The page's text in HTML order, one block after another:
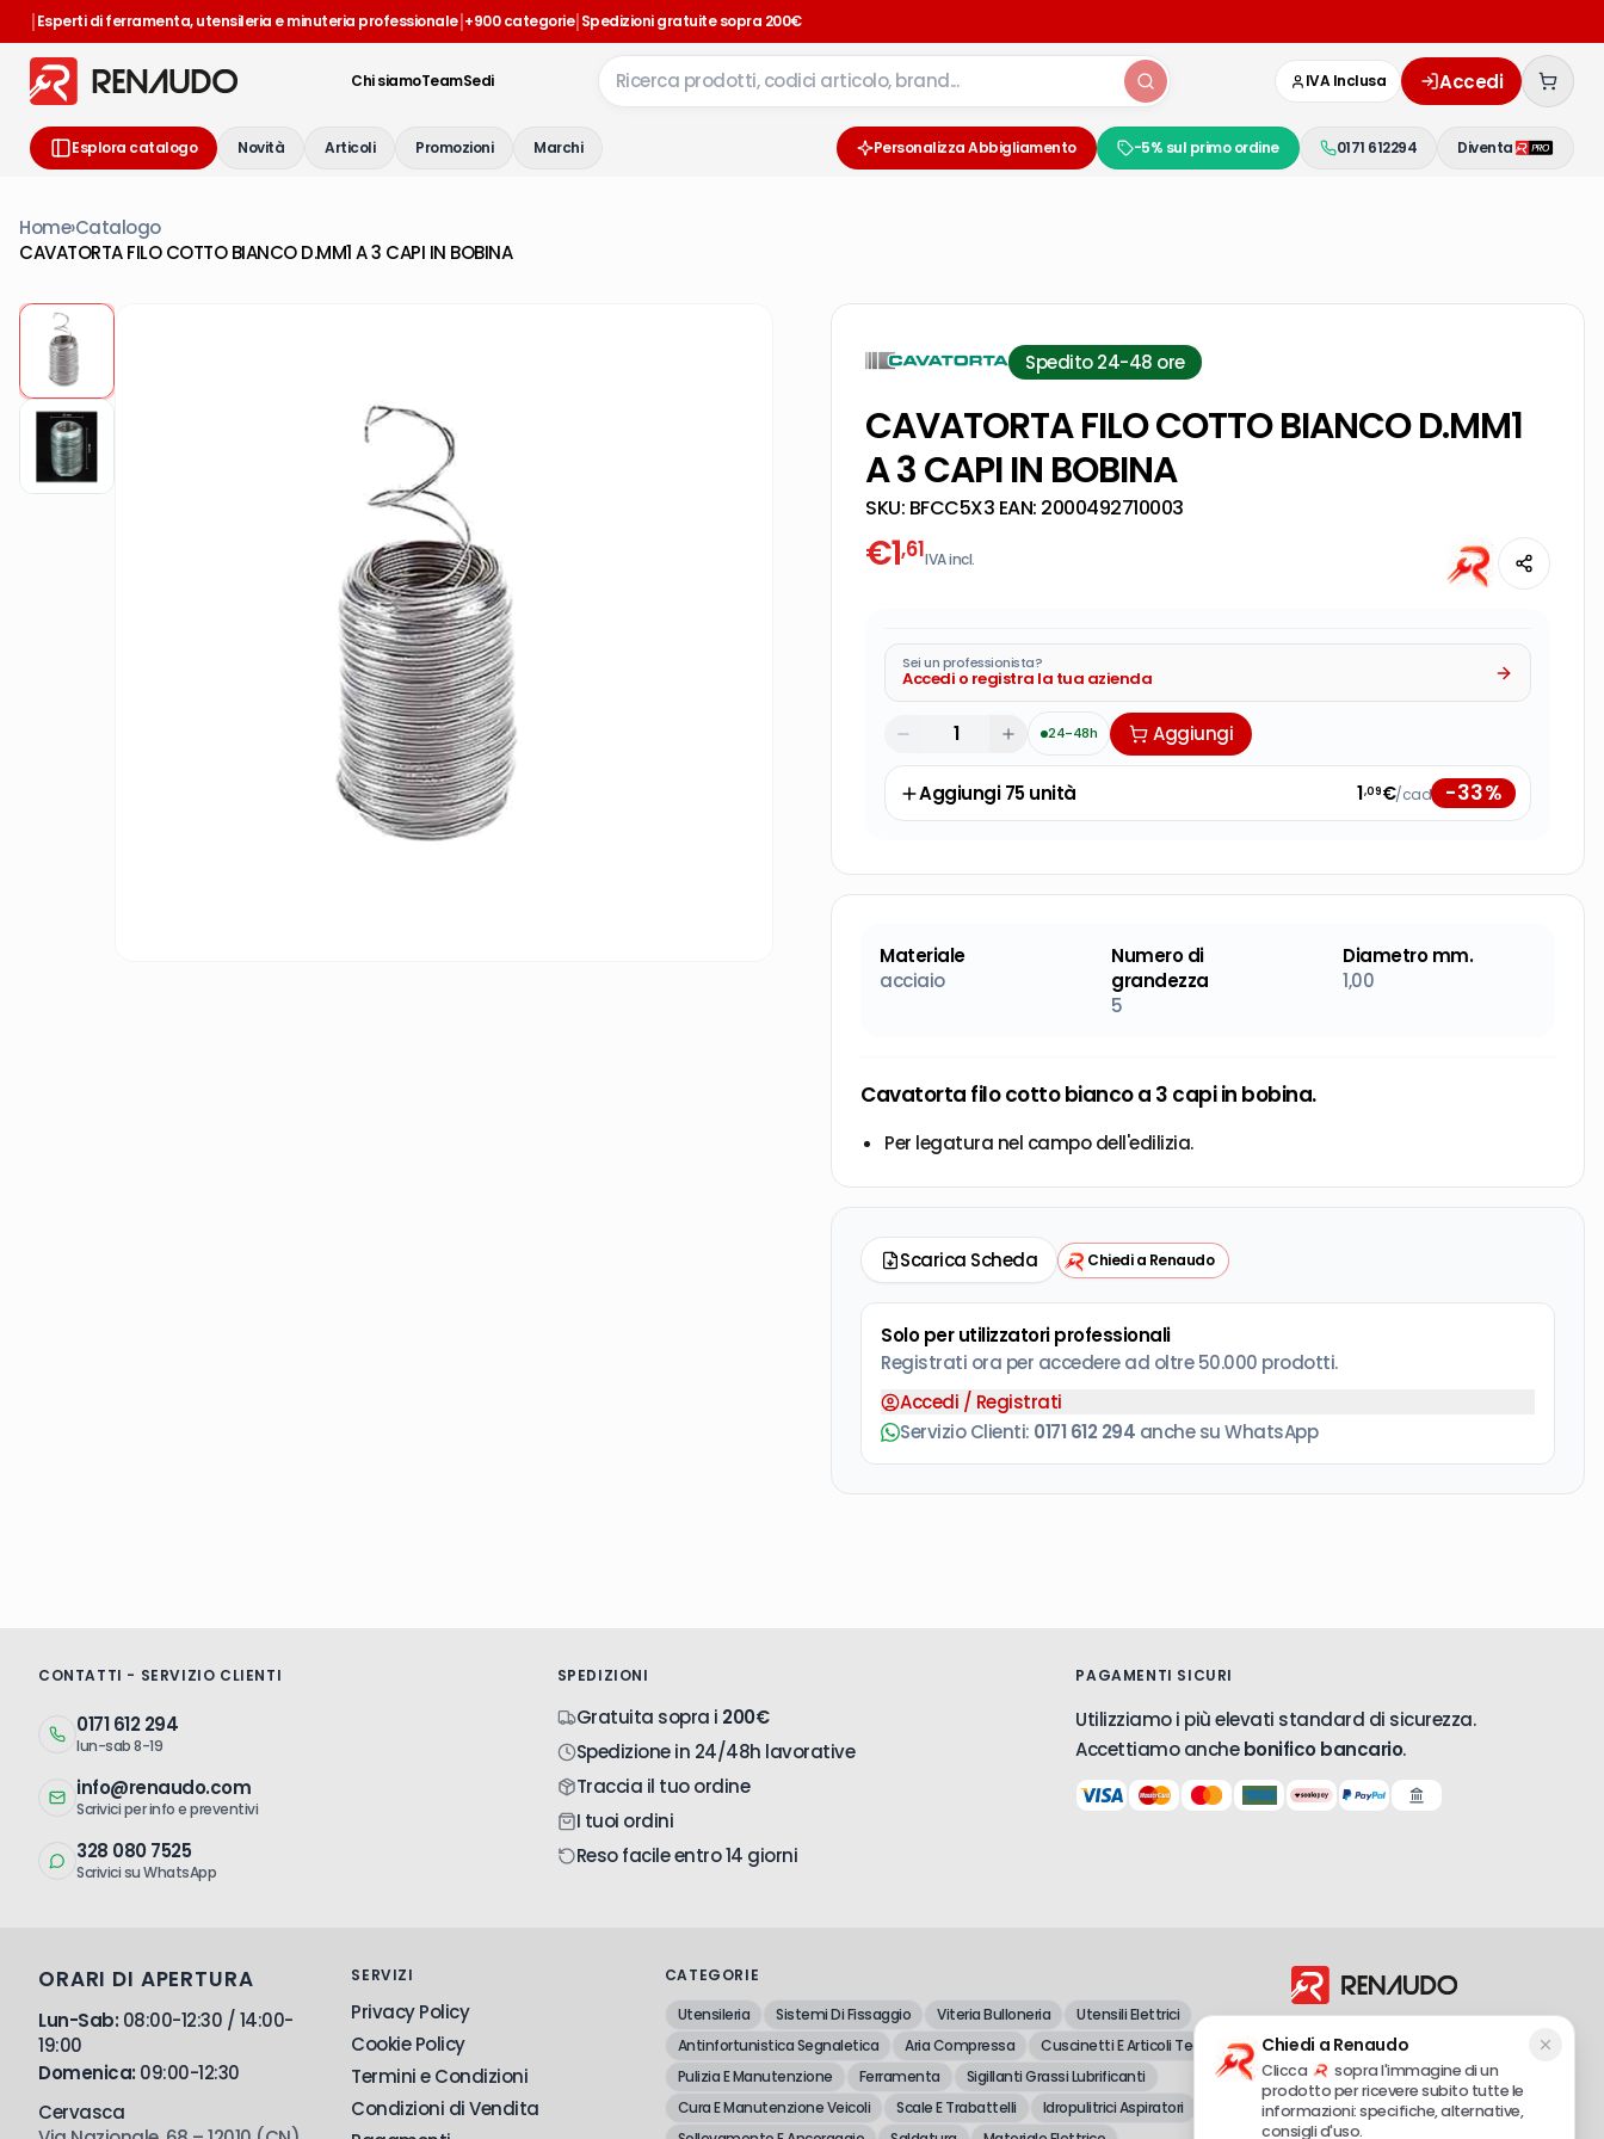
|Esperti di ferramenta, utensileria e minuteria professionale|+900 categorie|Spedizioni gratuite sopra 200€
Chi siamoTeamSedi IVA Inclusa Accedi
Esplora catalogo Novità Articoli Promozioni Marchi Personalizza Abbigliamento -5% sul primo ordine 0171 612294 Diventa
Home›Catalogo
CAVATORTA FILO COTTO BIANCO D.MM1 A 3 CAPI IN BOBINA
Spedito 24-48 ore
CAVATORTA FILO COTTO BIANCO D.MM1
A 3 CAPI IN BOBINA
SKU: BFCC5X3 EAN: 2000492710003
€1,61IVA incl.
Sei un professionista?
Accedi o registra la tua azienda
24-48h Aggiungi
Aggiungi75unità 1,09€/cad -33%
Materiale
acciaio
Numero di
grandezza
5
Diametro mm.
1,00
Cavatorta filo cotto bianco a 3 capi in bobina.
Per legatura nel campo dell'edilizia.
Scarica Scheda Chiedi a Renaudo
Solo per utilizzatori professionali
Registrati ora per accedere ad oltre 50.000 prodotti.
Accedi / Registrati
Servizio Clienti: 0171 612 294 anche su WhatsApp
CONTATTI - SERVIZIO CLIENTI
0171 612 294
lun-sab 8-19
info@renaudo.com
Scrivici per info e preventivi
328 080 7525
Scrivici su WhatsApp
SPEDIZIONI
Gratuita sopra i 200€
Spedizione in 24/48h lavorative
Traccia il tuo ordine
I tuoi ordini
Reso facile entro 14 giorni
PAGAMENTI SICURI
Utilizziamo i più elevati standard di sicurezza.
Accettiamo anchebonifico bancario.
ORARI DI APERTURA
Lun-Sab: 08:00-12:30 / 14:00-
19:00
Domenica: 09:00-12:30
Cervasca
SERVIZI
Privacy Policy
Cookie Policy
Termini e Condizioni
Condizioni di Vendita
CATEGORIE
Utensileria
Sistemi Di Fissaggio Viteria Bulloneria
Utensili Elettrici
Antinfortunistica Segnaletica
Aria Compressa
Cuscinetti E Articoli Tecnici
Pulizia E Manutenzione
Ferramenta
Sigillanti Grassi Lubrificanti
Cura E Manutenzione Veicoli
Scale E Trabattelli
Idropulitrici Aspiratori
dettaglio di attrezzature professionali e
fai-da-te.
Chiedi a Renaudo
Clicca
sopra l'immagine di un
prodotto per ricevere subito tutte le
informazioni: specifiche, alternative,
consigli d'uso.